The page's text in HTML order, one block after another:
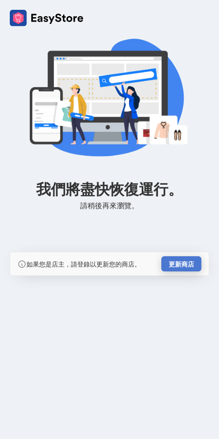
我們將盡快恢復運行。
請稍後再來瀏覽。
如果您是店主，請登錄以更新您的商店。 更新商店